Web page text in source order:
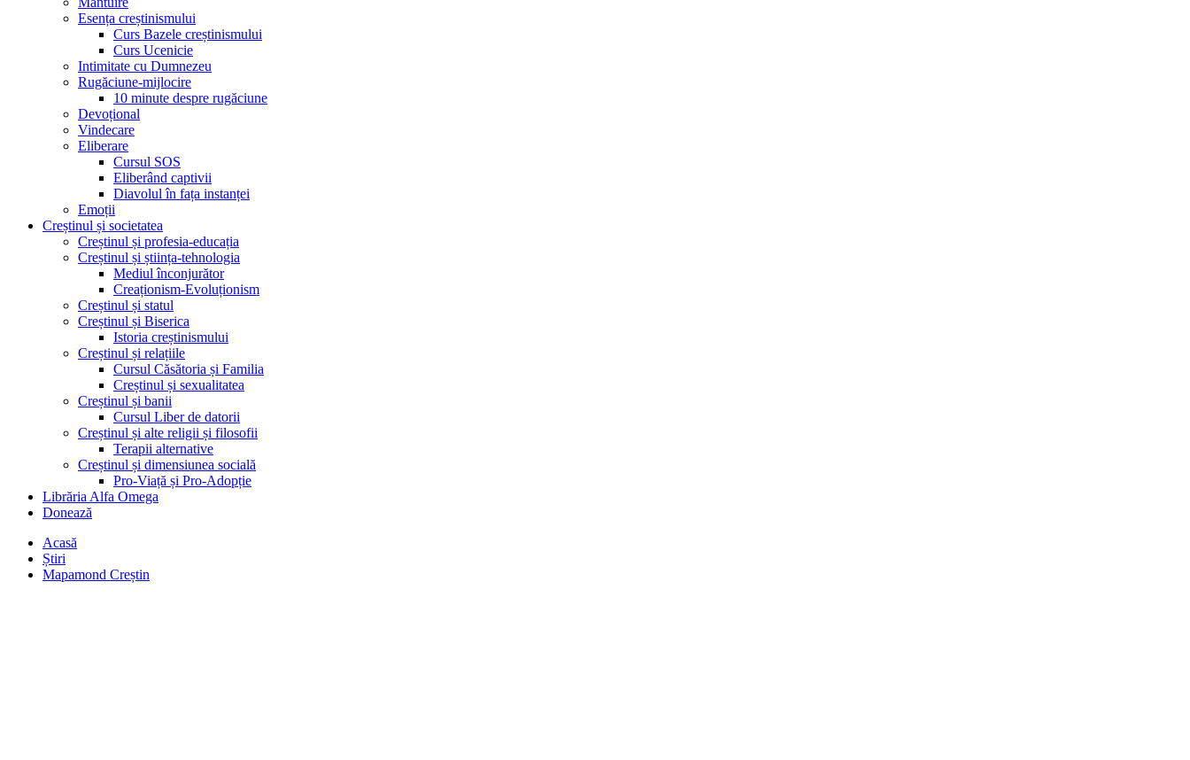
Esența creștinismului
Curs Bazele creștinismului
Curs Ucenicie
Intimitate cu Dumnezeu
Rugăciune-mijlocire
10 minute despre rugăciune
Devoțional
Vindecare
Eliberare
Cursul SOS
Eliberând captivii
Diavolul în fața instanței
Emoții
Creștinul și societatea
Creștinul și profesia-educația
Creștinul și știința-tehnologia
Mediul înconjurător
Creaționism-Evoluționism
Creștinul și statul
Creștinul și Biserica
Istoria creștinismului
Creștinul și relațiile
Cursul Căsătoria și Familia
Creștinul și sexualitatea
Creștinul și banii
Cursul Liber de datorii
Creștinul și alte religii și filosofii
Terapii alternative
Creștinul și dimensiunea socială
Pro-Viață și Pro-Adopție
Librăria Alfa Omega
Donează
Acasă
Știri
Mapamond Creștin